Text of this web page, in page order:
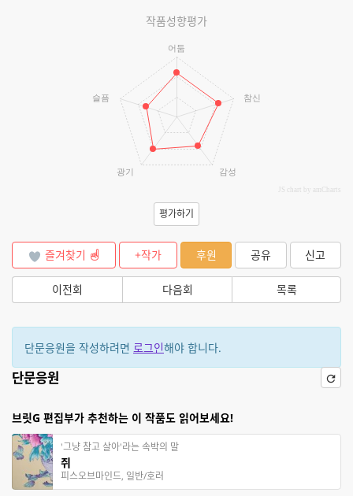
작품성향평가
어둠
참신
감성
광기
슬픔
JS chart by amCharts
평가하기
즐겨찾기 +작가 후원 공유 신고
이전회 다음회 목록
단문응원을 작성하려면 로그인해야 합니다.
단문응원
브릿G 편집부가 추천하는 이 작품도 읽어보세요!
'그냥 참고 살아'라는 속박의 말
쥐
피스오브마인드, 일반/호러